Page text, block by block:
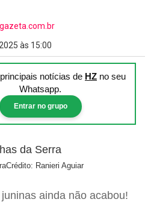
às 15:00
notícias de HZ no seu
Whatsapp.
Entrar no grupo
Crédito: Ranieri Aguiar
ainda não acabou!